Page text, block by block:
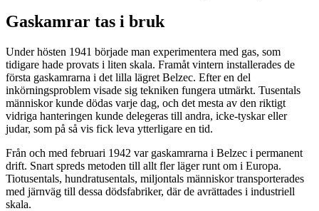
Gaskamrar tas i bruk
Under hösten 1941 började man experimentera med gas, som
tidigare hade provats i liten skala. Framåt vintern installerades de
första gaskamrarna i det lilla lägret Belzec. Efter en del
inkörningsproblem visade sig tekniken fungera utmärkt. Tusentals
människor kunde dödas varje dag, och det mesta av den riktigt
vidriga hanteringen kunde delegeras till andra, icke-tyskar eller
judar, som på så vis fick leva ytterligare en tid.
Från och med februari 1942 var gaskamrarna i Belzec i permanent
drift. Snart spreds metoden till allt fler läger runt om i Europa.
Tiotusentals, hundratusentals, miljontals människor transporterades
med järnväg till dessa dödsfabriker, där de avrättades i industriell
skala.